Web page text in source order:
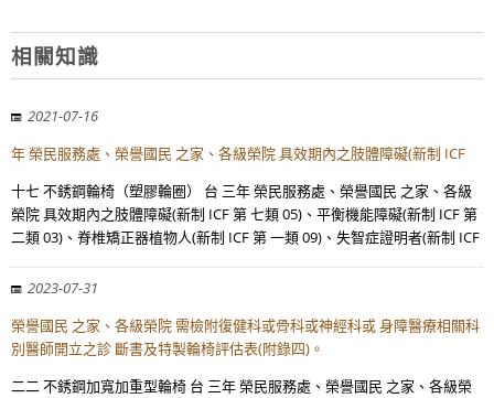
相關知識
2021-07-16
年 榮民服務處、榮譽國民 之家、各級榮院 具效期內之肢體障礙(新制 ICF
十七 不銹鋼輪椅（塑膠輪圈） 台 三年 榮民服務處、榮譽國民 之家、各級
榮院 具效期內之肢體障礙(新制 ICF 第 七類 05)、平衡機能障礙(新制 ICF 第
二類 03)、脊椎矯正器植物人(新制 ICF 第 一類 09)、失智症證明者(新制 ICF
2023-07-31
榮譽國民 之家、各級榮院 需檢附復健科或骨科或神經科或 身障醫療相關科
別醫師開立之診 斷書及特製輪椅評估表(附錄四)。
二二 不銹鋼加寬加重型輪椅 台 三年 榮民服務處、榮譽國民 之家、各級榮